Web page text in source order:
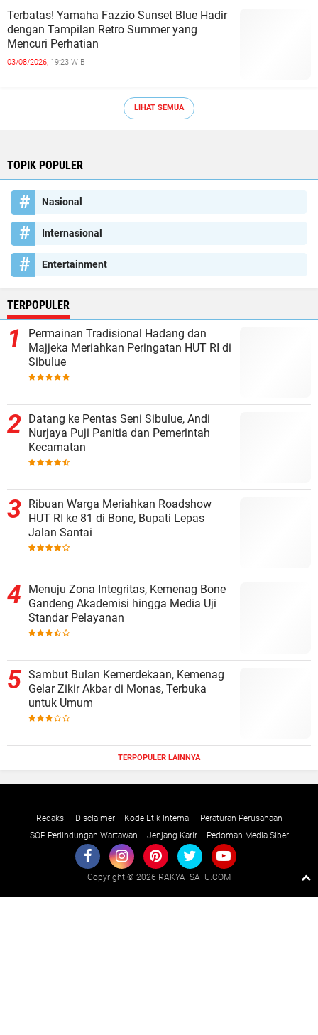
Terbatas! Yamaha Fazzio Sunset Blue Hadir
dengan Tampilan Retro Summer yang
Mencuri Perhatian
03/08/2026, 19:23 WIB
LIHAT SEMUA
TOPIK POPULER
Nasional
Internasional
Entertainment
TERPOPULER
Permainan Tradisional Hadang dan
Majjeka Meriahkan Peringatan HUT RI di
Sibulue
Datang ke Pentas Seni Sibulue, Andi
Nurjaya Puji Panitia dan Pemerintah
Kecamatan
Ribuan Warga Meriahkan Roadshow
HUT RI ke 81 di Bone, Bupati Lepas
Jalan Santai
Menuju Zona Integritas, Kemenag Bone
Gandeng Akademisi hingga Media Uji
Standar Pelayanan
Sambut Bulan Kemerdekaan, Kemenag
Gelar Zikir Akbar di Monas, Terbuka
untuk Umum
TERPOPULER LAINNYA
Redaksi Disclaimer Kode Etik Internal
Peraturan Perusahaan
SOP Perlindungan Wartawan
Jenjang Karir Pedoman Media Siber
Copyright © 2026 RAKYATSATU.COM
Raushan